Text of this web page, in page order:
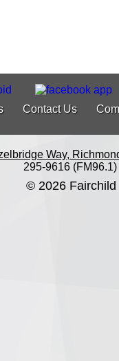
Contact Us
Way,
295-9616 (FM96.1)
© 2026 Fairchild